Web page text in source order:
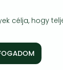
célja, hogy